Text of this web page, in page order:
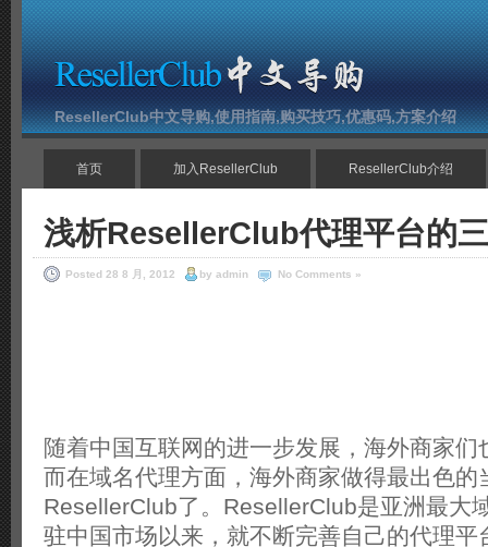
ResellerClub中文导购,使用指南,购买技巧,优惠码,方案介绍
首页 加入ResellerClub ResellerClub介绍
浅析ResellerClub代理平台的
Posted 28 8 月, 2012 by admin No Comments »
随着中国互联网的进一步发展，海外商家们
而在域名代理方面，海外商家做得最出色的
ResellerClub了。ResellerClub是亚洲最大
驻中国市场以来，就不断完善自己的代理平